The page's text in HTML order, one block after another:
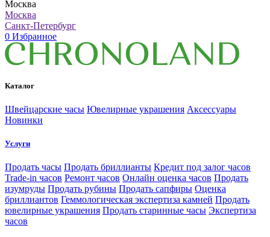
Москва
Москва
Санкт-Петербург
0 Избранное
Каталог
Швейцарские часы Ювелирные украшения Аксессуары
Новинки
Услуги
Продать часы Продать бриллианты Кредит под залог часов
Trade-in часов Ремонт часов Онлайн оценка часов Продать
изумруды Продать рубины Продать сапфиры Оценка
бриллиантов Геммологическая экспертиза камней Продать
ювелирные украшения Продать старинные часы Экспертиза
часов